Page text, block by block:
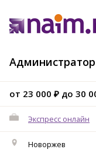
от 23 000 ₽ до 30
Экспресс онлайн
Новоржев